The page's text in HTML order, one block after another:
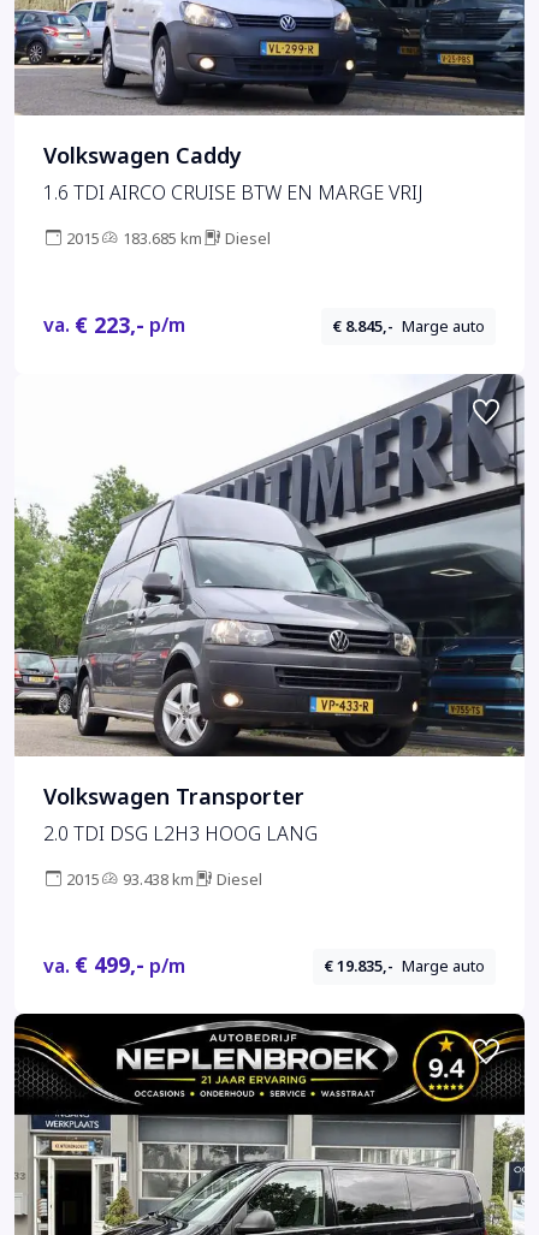
Volkswagen Caddy
1.6 TDI AIRCO CRUISE BTW EN MARGE VRIJ
2015 183.685 km Diesel
va. € 223,- p/m € 8.845,- Marge auto
Volkswagen Transporter
2.0 TDI DSG L2H3 HOOG LANG
2015 93.438 km Diesel
va. € 499,- p/m € 19.835,- Marge auto